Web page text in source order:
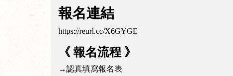
報名連結
https://reurl.cc/X6GYGE
《 報名流程 》
→認真填寫報名表